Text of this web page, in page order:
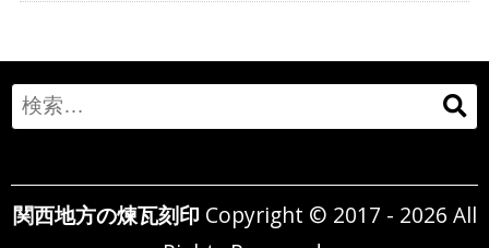
Search
for:
関西地方の煉瓦刻印 Copyright © 2017 - 2026 All